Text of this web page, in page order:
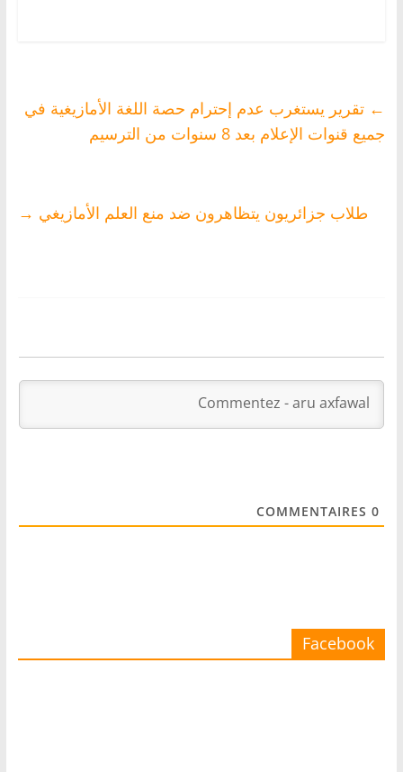
← تقرير يستغرب عدم إحترام حصة اللغة الأمازيغية في
جميع قنوات الإعلام بعد 8 سنوات من الترسيم
طلاب جزائريون يتظاهرون ضد منع العلم الأمازيغي →
0
COMMENTAIRES
Facebook